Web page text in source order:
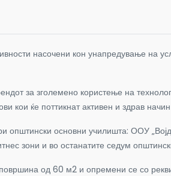
насочени кон унапредување на
за зголемено користење на
кои ќе поттикнат активен и здрав
општински основни училишта: ООУ
зони и во останатите седум
од 60 м2 и опремени се со